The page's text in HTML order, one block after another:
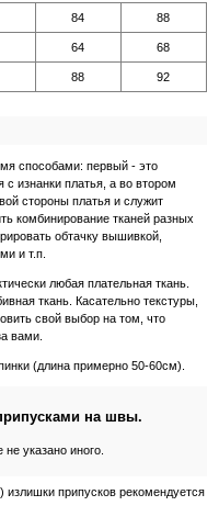
84 88
64 68
88 92
способами: первый - это
с изнанки платья, а во втором
стороны платья и служит
комбинирование тканей разных
обтачку вышивкой,
и т.п.
любая плательная ткань.
ткань. Касательно текстуры,
свой выбор на том, что
вами.
(длина примерно 50-60см).
на швы.
указано иного.
излишки припусков рекомендуется